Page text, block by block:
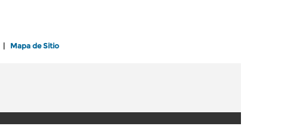
Mapa de Sitio